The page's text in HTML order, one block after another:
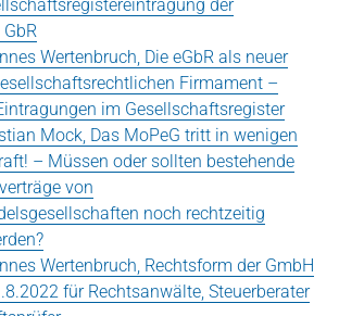
der
Wertenbruch, Die eGbR als neuer
Firmament –
im Gesellschaftsregister
Mock, Das MoPeG tritt in wenigen
– Müssen oder sollten bestehende
von
noch rechtzeitig
Wertenbruch, Rechtsform der GmbH
für Rechtsanwälte, Steuerberater